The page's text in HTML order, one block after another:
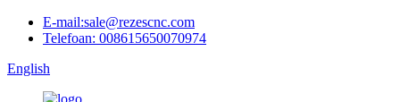
E-mail:sale@rezescnc.com
Telefoan: 008615650070974
English